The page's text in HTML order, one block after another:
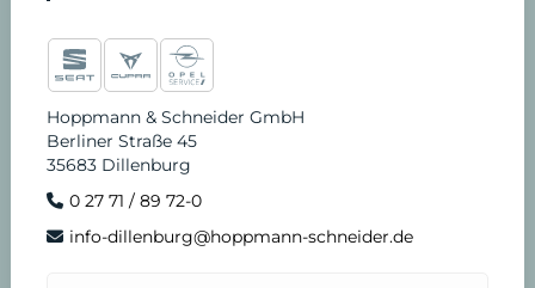
Hoppmann & Schneider GmbH
Berliner Straße 45
35683 Dillenburg
0 27 71 / 89 72-0
info-dillenburg@hoppmann-schneider.de